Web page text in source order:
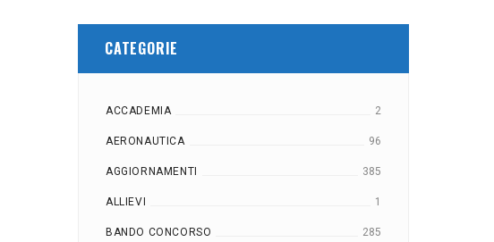
CATEGORIE
ACCADEMIA 2
AERONAUTICA 96
AGGIORNAMENTI 385
ALLIEVI 1
BANDO CONCORSO 285